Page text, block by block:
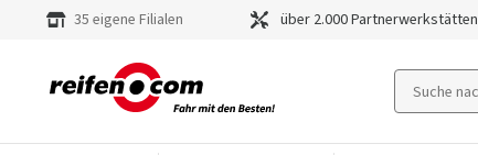
35 eigene Filialen über 2.000 Partnerwerkstätten